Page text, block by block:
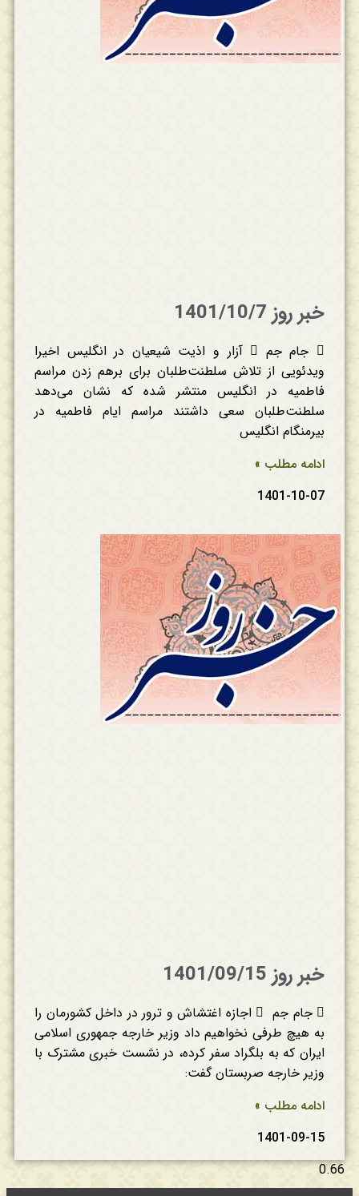
خبر روز 1401/10/7
 جام جم  آزار و اذیت شیعیان در انگلیس اخیرا
ویدئویی از تلاش سلطنت‌طلبان برای برهم زدن مراسم
فاطمیه در انگلیس منتشر شده که نشان می‌دهد
سلطنت‌طلبان سعی داشتند مراسم ایام فاطمیه در
بیرمنگام انگلیس
ادامه مطلب »
1401-10-07
خبر روز 1401/09/15
 جام جم  اجازه اغتشاش و ترور در داخل کشورمان را
به هیچ طرفی نخواهیم داد وزیر خارجه جمهوری اسلامی
ایران که به بلگراد سفر کرده، در نشست خبری مشترک با
وزیر خارجه صربستان گفت:
ادامه مطلب »
1401-09-15